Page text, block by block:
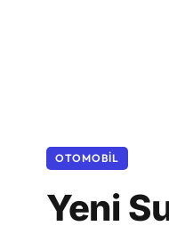
OTOMOBIL
Yeni